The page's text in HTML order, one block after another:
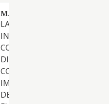
MAS MENGFU SL
LA ORGANIZACION,
INTERMEDIACION,
COMERCIALIZACION,
DISTRIBUCION, SELECCION,
COMPRA VENTA, ALQUILER,
IMPORTACION Y
DE TODO TIPO DE PRENDAS